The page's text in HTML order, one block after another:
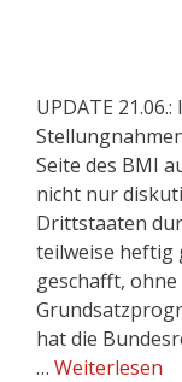
UPDATE
Seite des BMI
nicht nur
Drittstaaten
teilweise heftig
geschafft,
hat die
… Weiterlesen